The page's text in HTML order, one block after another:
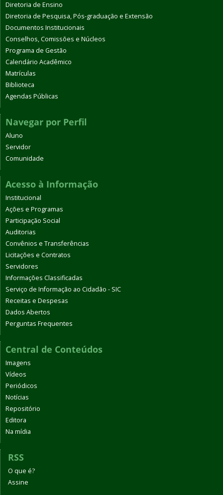
Diretoria de Ensino
Diretoria de Pesquisa, Pós-graduação e Extensão
Documentos Institucionais
Conselhos, Comissões e Núcleos
Programa de Gestão
Calendário Acadêmico
Matrículas
Biblioteca
Agendas Públicas
Navegar por Perfil
Aluno
Servidor
Comunidade
Acesso à Informação
Institucional
Ações e Programas
Participação Social
Auditorias
Convênios e Transferências
Licitações e Contratos
Servidores
Informações Classificadas
Serviço de Informação ao Cidadão - SIC
Receitas e Despesas
Dados Abertos
Perguntas Frequentes
Central de Conteúdos
Imagens
Vídeos
Periódicos
Notícias
Repositório
Editora
Na mídia
RSS
O que é?
Assine